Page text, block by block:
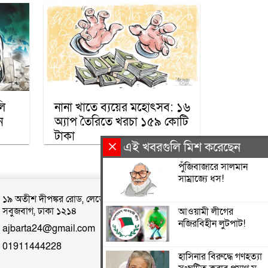
গাজায় শান্তি প্রতিষ্ঠায়
ট্রাম্পের ‘বোর্ড অব পিস’,
যুদ্ধবিরতির দ্বিতীয় ধাপ
নিয়ে কায়রোতে আলোচনা
কৌশলের নামে বিএনপি
তারেক রহমান
খেটে খাওয়া মানুষের মাঝে
স্বস্তি আনলো ’সাওয়াব’-এর
’ইফতারি ঘর’
রমজান উপলক্ষে সওয়াবের
ফুড প্যাক বিতরণ
অধিকাংশ মুসলিম শিক্ষার্থী
ভর্তি হওয়ায় কাশ্মীরে
কলেজ বন্ধ করলো ভারত
নানা খাতে ব্যয়ের মহোৎসব: ১৬
অ্যাপ তৈরিতে খরচা ১৫৯ কোটি
টাকা
এই খবরগুলি মিশ করেছেন
পুঁজিবাজারে সালমান
সাম্রাজ্যে ধস!
আওয়ামী লীগের
নজিরবিহীন লুটপাট!
হাসিনার বিরুদ্ধে গণহত্যা
১৯ অতীশ দীপঙ্কর রোড, লেভেল ৪, ব্র্যাক ব্যাংক বিল্ডিং,
সবুজবাগ, ঢাকা ১২১৪
ajbarta24@gmail.com
01911444228